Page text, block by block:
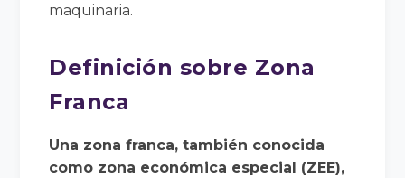
maquinaria.
Definición sobre Zona
Franca
Una zona franca, también conocida
como zona económica especial (ZEE),